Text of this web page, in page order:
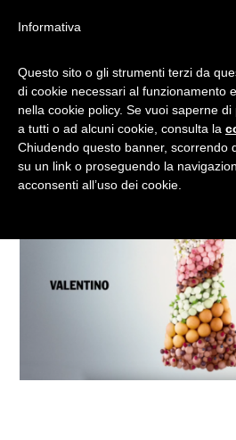
LO CHEF CHE
VESTITI COL
Informativa
Questo sito o gli strumenti terzi da
di cookie necessari al funzionamento
nella cookie policy. Se vuoi saperne
a tutti o ad alcuni cookie, consulta la
Chiudendo questo banner, scorrendo
su un link o proseguendo la
acconsenti all’uso dei cookie.